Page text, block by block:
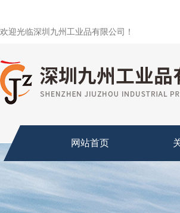
欢迎光临深圳九州工业品有限公司！
网站首页